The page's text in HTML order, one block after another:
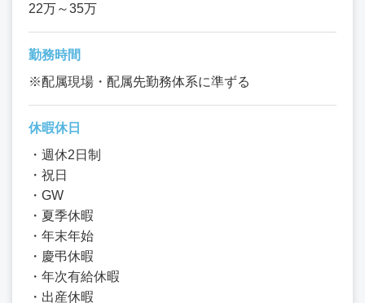
22万～35万
勤務時間
※配属現場・配属先勤務体系に準ずる
休暇休日
・週休2日制
・祝日
・GW
・夏季休暇
・年末年始
・慶弔休暇
・年次有給休暇
・出産休暇